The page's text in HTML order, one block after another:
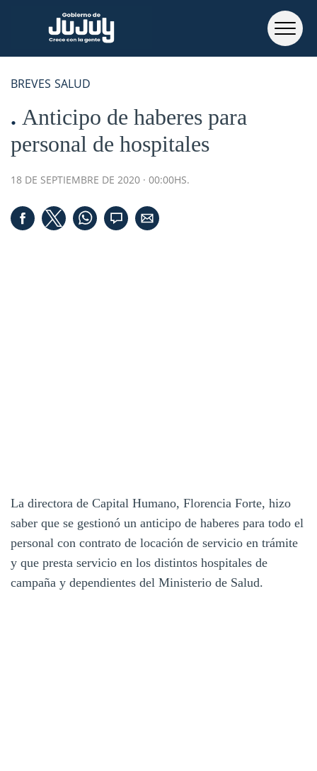
BREVES SALUD
Anticipo de haberes para
personal de hospitales
18 DE SEPTIEMBRE DE 2020 · 00:00HS.
La directora de Capital Humano, Florencia Forte, hizo
saber que se gestionó un anticipo de haberes para todo el
personal con contrato de locación de servicio en trámite
y que presta servicio en los distintos hospitales de
campaña y dependientes del Ministerio de Salud.